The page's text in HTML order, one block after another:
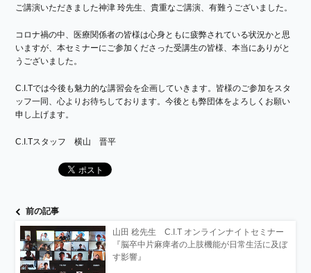
ご講演いただきました神津 玲先生、貴重なご講演、有難うございました。
コロナ禍の中、医療関係者の皆様は心身ともに疲弊されている状況かと思
いますが、本セミナーにご参加くださった受講生の皆様、本当にありがと
うございました。
C.I.Tでは今後も魅力的な講習会を企画していきます。皆様のご参加をスタ
ッフ一同、心よりお待ちしております。今後とも弊団体をよろしくお願い
申し上げます。
C.I.Tスタッフ 横山 晋平
前の記事
山田 稔先生 C.I.T オンラインナイトセミナー
『脳卒中片麻痺者の上肢機能が日常生活に及ぼ
す影響』